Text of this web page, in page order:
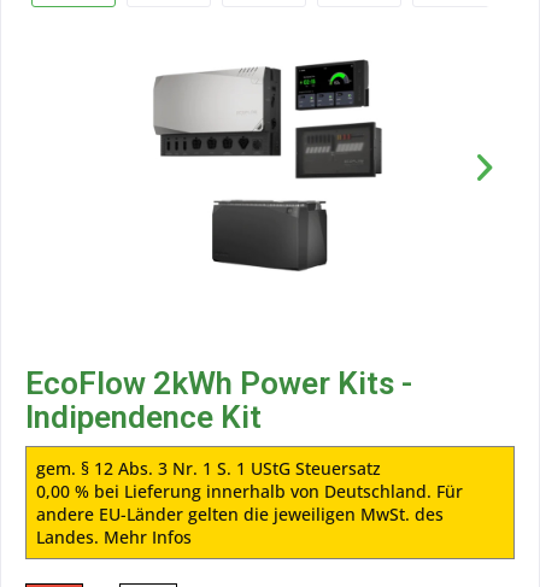
EcoFlow 2kWh Power Kits -
Indipendence Kit
gem. § 12 Abs. 3 Nr. 1 S. 1 UStG Steuersatz
0,00 % bei Lieferung innerhalb von Deutschland. Für
andere EU-Länder gelten die jeweiligen MwSt. des
Landes. Mehr Infos